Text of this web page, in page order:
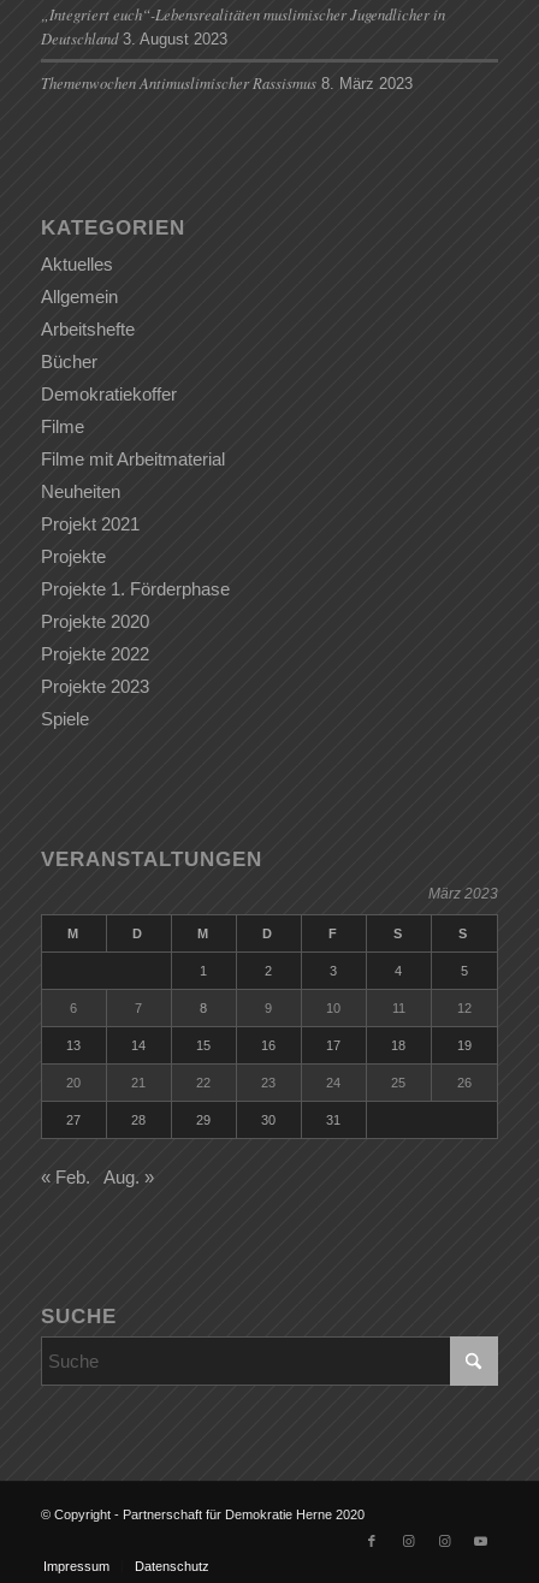
„Integriert euch“-Lebensrealitäten muslimischer Jugendlicher in
Deutschland 3. August 2023
Themenwochen Antimuslimischer Rassismus 8. März 2023
KATEGORIEN
Aktuelles
Allgemein
Arbeitshefte
Bücher
Demokratiekoffer
Filme
Filme mit Arbeitmaterial
Neuheiten
Projekt 2021
Projekte
Projekte 1. Förderphase
Projekte 2020
Projekte 2022
Projekte 2023
Spiele
VERANSTALTUNGEN
März 2023
M D M D F S S
1 2 3 4 5
6 7 8 9 10 11 12
13 14 15 16 17 18 19
20 21 22 23 24 25 26
27 28 29 30 31
« Feb. Aug. »
SUCHE
© Copyright - Partnerschaft für Demokratie Herne 2020
Impressum Datenschutz